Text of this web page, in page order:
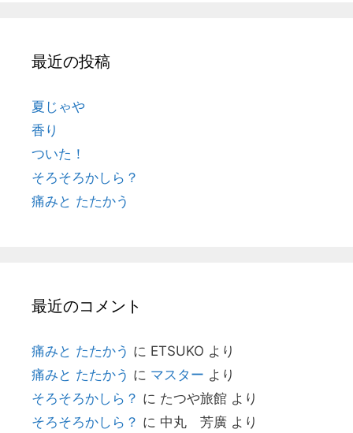
最近の投稿
夏じゃや
香り
ついた！
そろそろかしら？
痛みと たたかう
最近のコメント
痛みと たたかう に ETSUKO より
痛みと たたかう に マスター より
そろそろかしら？ に たつや旅館 より
そろそろかしら？ に 中丸 芳廣 より